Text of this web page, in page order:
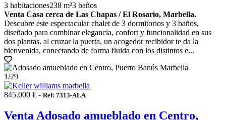
3 habitaciones238 m²3 baños
Venta Casa cerca de Las Chapas / El Rosario, Marbella.
Descubre este espectacular chalet de 3 dormitorios y 3 baños,
diseñado para combinar elegancia, confort y funcionalidad en sus
dos plantas. al cruzar la puerta, un acogedor recibidor te da la
bienvenida, conectando de forma fluida con los distintos e...
1/29
845.000 € - Ref: 7313-ALA
Venta Adosado amueblado en Centro,